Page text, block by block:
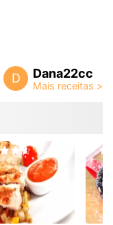
D Dana22cc